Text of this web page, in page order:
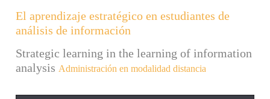
El aprendizaje estratégico en estudiantes de
análisis de información
Strategic learning in the learning of information
analysis Administración en modalidad distancia